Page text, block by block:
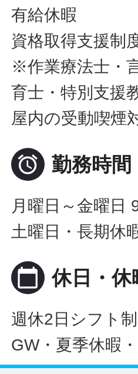
有給休暇
資格取得支援制
※作業療法士・
育士・特別支援
屋内の受動喫煙
 勤務時間
月曜日～金曜日
土曜日・長期休
calendar_today 休日・休
週休2日シフト
GW・夏季休暇